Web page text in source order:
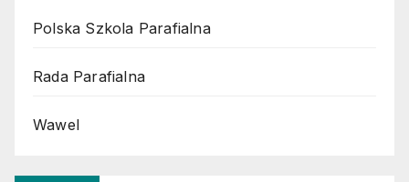
Polska Szkola Parafialna
Rada Parafialna
Wawel